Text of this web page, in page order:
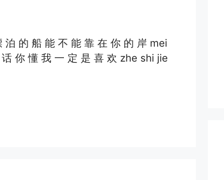
的 船 能 不 能 靠 在 你 的 岸 mei
你 懂 我 一 定 是 喜 欢 zhe shi jie